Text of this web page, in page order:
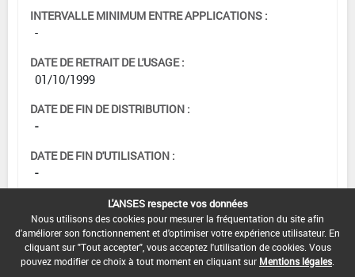
INTERVALLE MINIMUM ENTRE APPLICATIONS :
-
DATE DE RETRAIT DE L'USAGE :
01/10/1999
DATE DE FIN DE DISTRIBUTION :
-
DATE DE FIN D'UTILISATION :
-
L'ANSES respecte vos données
Nous utilisons des cookies pour mesurer la fréquentation du site afin
d'améliorer son fonctionnement et d'optimiser votre expérience utilisateur. En
cliquant sur "Tout accepter", vous acceptez l'utilisation de cookies. Vous
pouvez modifier ce choix à tout moment en cliquant sur Mentions légales